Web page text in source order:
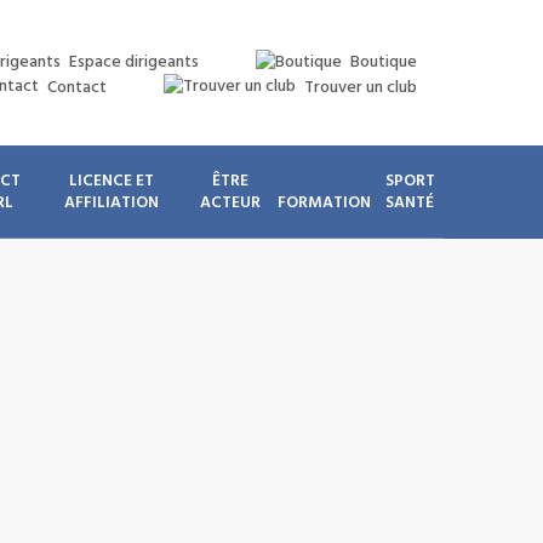
Espace dirigeants
Boutique
Contact
Trouver un club
LICENCE ET
AFFILIATION
ÊTRE
ACTEUR
FORMATION
SPORT
SANTÉ